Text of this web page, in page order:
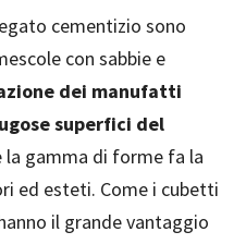
cementizio sono
con sabbie e
dei manufatti
superfici del
la gamma di forme fa la
ed esteti. Come i cubetti
il grande vantaggio